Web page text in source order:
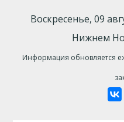
Воскресенье, 09
Нижнем
Информация обновляется